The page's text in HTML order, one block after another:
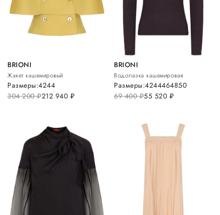
BRIONI
Жакет кашемировый
304 200руб.212 940 руб.
Размеры:4244
BRIONI
Водолазка кашемировая
69 400руб.55 520 руб.
Размеры:4244464850